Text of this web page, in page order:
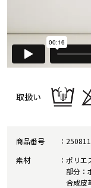
取扱い
商品番号
素材
ポリエ
部分：
合成皮